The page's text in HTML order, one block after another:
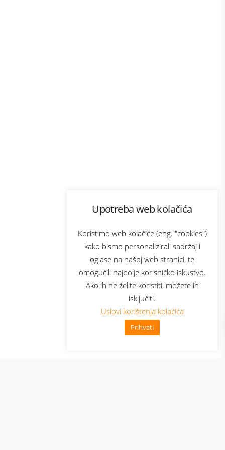
Upotreba web kolačića
Koristimo web kolačiće (eng. "cookies")
kako bismo personalizirali sadržaj i
oglase na našoj web stranici, te
omogućili najbolje korisničko iskustvo.
Ako ih ne želite koristiti, možete ih
isključiti.
Uslovi korištenja kolačića
Prihvati
👋 Zdravo, kako mogu pomoći
Bonus plus
Prijava za newsletter